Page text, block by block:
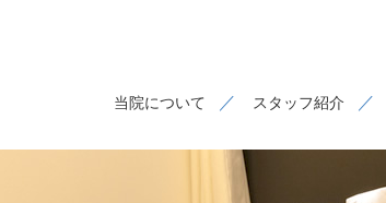
当院について スタッフ紹介